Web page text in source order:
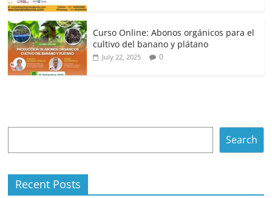
Curso Online: Abonos orgánicos para el
cultivo del banano y plátano
July 22, 2025 0
Search
Recent Posts